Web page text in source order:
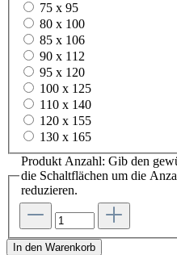
75 x 95
80 x 100
85 x 106
90 x 112
95 x 120
100 x 125
110 x 140
120 x 155
130 x 165
Produkt Anzahl: Gib den
die Schaltflächen um die
reduzieren.
In den Warenkorb